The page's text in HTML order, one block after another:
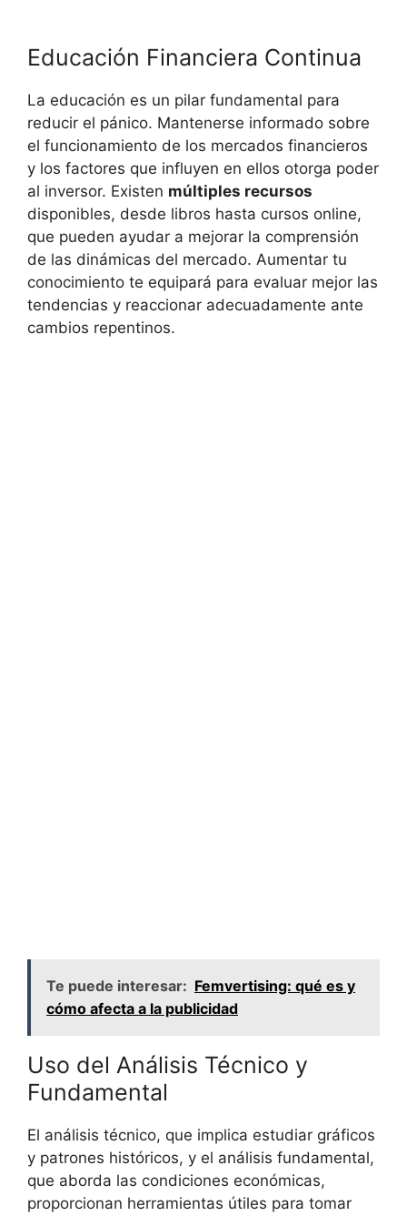
Educación Financiera ‍Continua
La educación es un pilar fundamental para
reducir el⁤ pánico. Mantenerse informado sobre
el⁤ funcionamiento de los mercados financieros
y⁢ los factores que influyen en ellos ⁢otorga poder
al inversor. Existen múltiples recursos
disponibles, desde ⁣libros‌ hasta cursos online,
que pueden ayudar a mejorar la comprensión
de‌ las dinámicas del⁤ mercado. Aumentar tu⁤
conocimiento te equipará para evaluar ​mejor las
tendencias y reaccionar adecuadamente ante
cambios ‍repentinos.
Te puede interesar: Femvertising: qué es y
cómo afecta a la publicidad
Uso del ⁢Análisis Técnico y
Fundamental
El análisis técnico, que implica estudiar gráficos
y patrones históricos, y ​el análisis ​fundamental,
que aborda las condiciones económicas,
proporcionan herramientas útiles​ para tomar